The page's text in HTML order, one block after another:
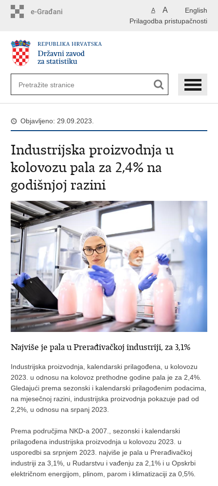
English
A A
Prilagodba pristupačnosti
Objavljeno: 29.09.2023.
Industrijska proizvodnja u
kolovozu pala za 2,4% na
godišnjoj razini
Najviše je pala u Prerađivačkoj industriji, za 3,1%
Industrijska proizvodnja, kalendarski prilagođena, u kolovozu
2023. u odnosu na kolovoz prethodne godine pala je za 2,4%.
Gledajući prema sezonski i kalendarski prilagođenim podacima,
na mjesečnoj razini, industrijska proizvodnja pokazuje pad od
2,2%, u odnosu na srpanj 2023.
Prema područjima NKD-a 2007., sezonski i kalendarski
prilagođena industrijska proizvodnja u kolovozu 2023. u
usporedbi sa srpnjem 2023. najviše je pala u Prerađivačkoj
industriji za 3,1%, u Rudarstvu i vađenju za 2,1% i u Opskrbi
električnom energijom, plinom, parom i klimatizaciji za 0,5%.